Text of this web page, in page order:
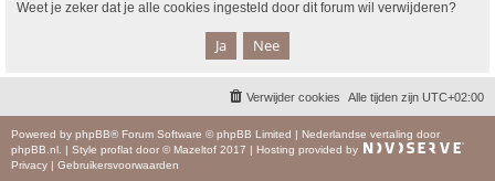
Weet je zeker dat je alle cookies ingesteld door dit forum wil verwijderen?
Alle tijden zijn UTC+02:00
Verwijder cookies
Powered by phpBB® Forum Software © phpBB Limited | Nederlandse vertaling door
phpBB.nl
| Style proflat door © Mazeltof 2017 | Hosting provided by
Privacy
Gebruikersvoorwaarden